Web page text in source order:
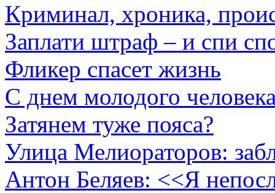
Криминал, хроника,
Заплати штраф – и спи
Фликер спасет жизнь
С днем молодого
Затянем туже пояса?
Улица Мелиораторов:
Антон Беляев: <<Я